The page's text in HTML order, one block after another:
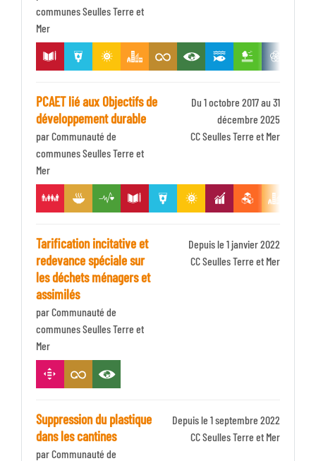
communes Seulles Terre et
Mer
PCAET lié aux Objectifs de
développement durable
par Communauté de
communes Seulles Terre et
Mer
Du 1 octobre 2017 au 31
décembre 2025
IdentifiantCC Seulles Terre et Mer
Tarification incitative et
redevance spéciale sur
les déchets ménagers et
assimilés
par Communauté de
communes Seulles Terre et
Mer
Depuis le 1 janvier 2022
IdentifiantCC Seulles Terre et Mer
Suppression du plastique
dans les cantines
par Communauté de
Depuis le 1 septembre 2022
IdentifiantCC Seulles Terre et Mer